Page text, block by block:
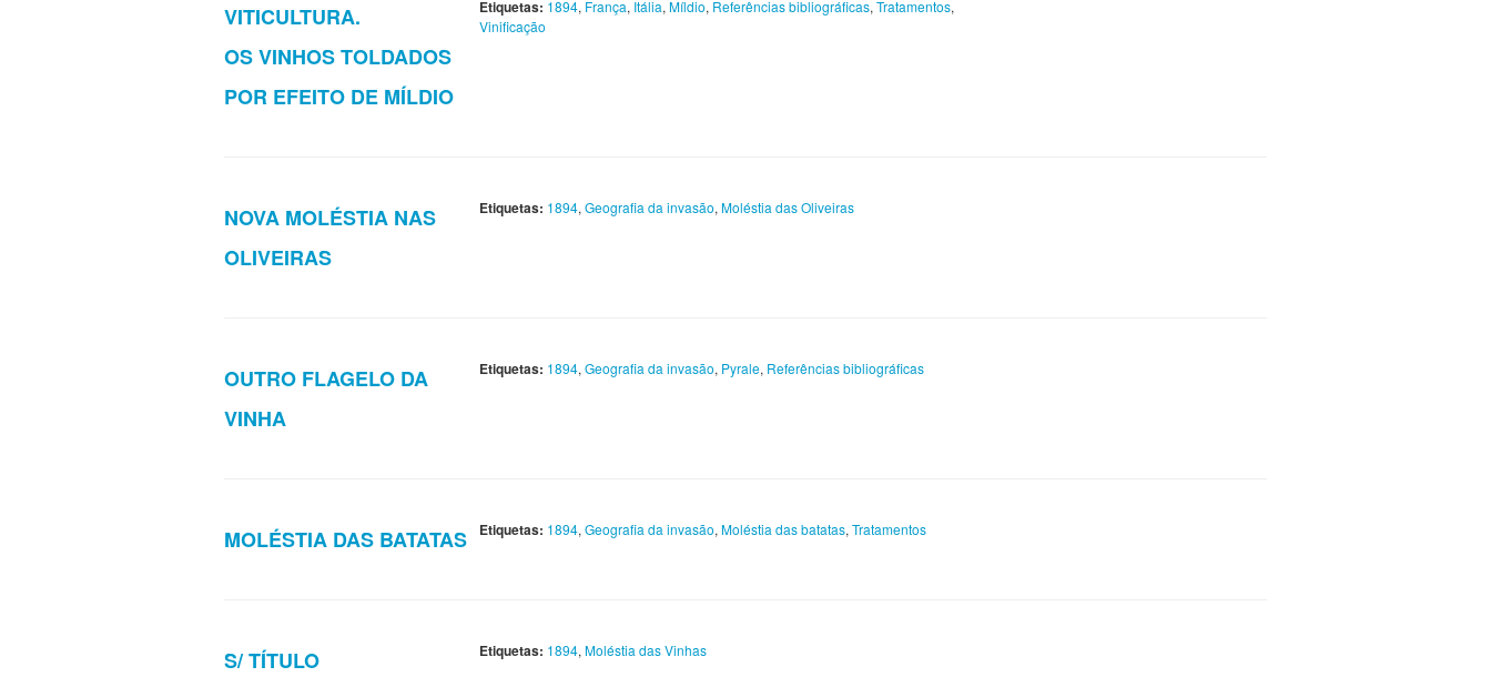
VITICULTURA.
OS VINHOS TOLDADOS
POR EFEITO DE MÍLDIO
Etiquetas: 1894, França, Itália, Míldio, Referências bibliográficas, Tratamentos,
Vinificação
NOVA MOLÉSTIA NAS
OLIVEIRAS
Etiquetas: 1894, Geografia da invasão, Moléstia das Oliveiras
OUTRO FLAGELO DA
VINHA
Etiquetas: 1894, Geografia da invasão, Pyrale, Referências bibliográficas
MOLÉSTIA DAS BATATAS Etiquetas: 1894, Geografia da invasão, Moléstia das batatas, Tratamentos
S/ TÍTULO Etiquetas: 1894, Moléstia das Vinhas